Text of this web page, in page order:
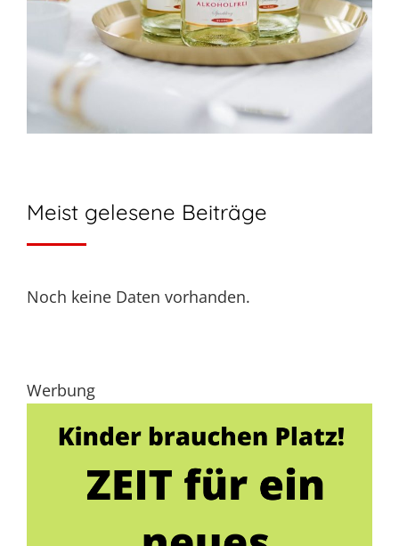
Meist gelesene Beiträge
Noch keine Daten vorhanden.
Werbung